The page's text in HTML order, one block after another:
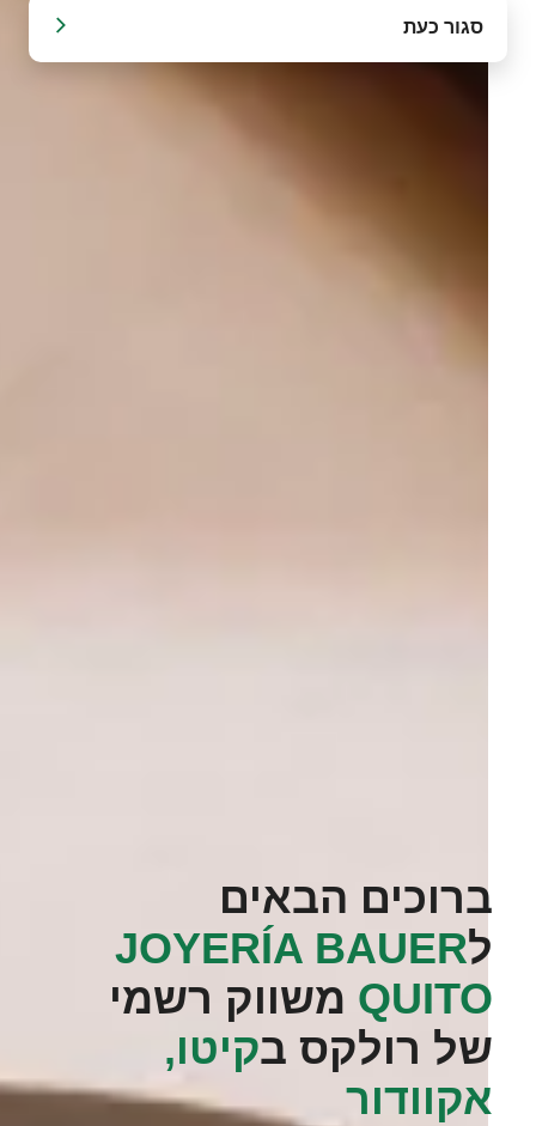
סגור כעת
ברוכים הבאים
ל‭JOYERÍA BAUER
QUITO‬ משווק רשמי
של רולקס בקיטו,
אקוודור